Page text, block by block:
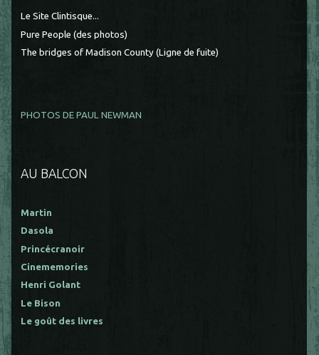
Le Site Clintisque...
Pure People (des photos)
The bridges of Madison County (Ligne de fuite)
PHOTOS DE PAUL NEWMAN
AU BALCON
Martin
Dasola
Princécranoir
Cinememories
Henri Golant
Le Bison
Le goût des livres